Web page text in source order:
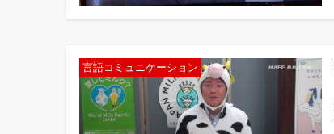
言語コミュニケーション